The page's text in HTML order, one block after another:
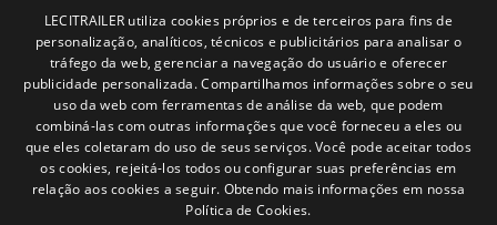
Política de cookies
Condições Gerais de Venda
Gerenciar cookies
Contacto
Camino de los Huertos, S/N. Apdo 100
50620 - Casetas (Zaragoza) SPAIN
SPANISH
ENGLISH
FRENCH
ITALIAN
PORTUGUESE
LECITRAILER utiliza cookies próprios e de terceiros para fins de
personalização, analíticos, técnicos e publicitários para analisar o
tráfego da web, gerenciar a navegação do usuário e oferecer
publicidade personalizada. Compartilhamos informações sobre o seu
uso da web com ferramentas de análise da web, que podem
combiná-las com outras informações que você forneceu a eles ou
que eles coletaram do uso de seus serviços. Você pode aceitar todos
os cookies, rejeitá-los todos ou configurar suas preferências em
relação aos cookies a seguir. Obtendo mais informações em nossa
Política de Cookies.